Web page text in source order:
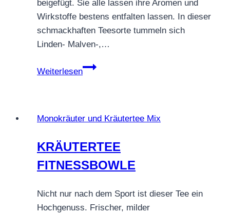
beigefügt. Sie alle lassen ihre Aromen und
Wirkstoffe bestens entfalten lassen. In dieser
schmackhaften Teesorte tummeln sich
Linden- Malven-,…
Weiterlesen
KRÄUTERTEE
Monokräuter und Kräutertee Mix
KRÄUTERTEE
FITNESSBOWLE
Nicht nur nach dem Sport ist dieser Tee ein
Hochgenuss. Frischer, milder